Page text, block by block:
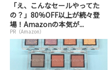
「え、こんなセールやってた
の？」80％OFF以上が続々登
場！Amazonの本気が...
PR（Amazon）